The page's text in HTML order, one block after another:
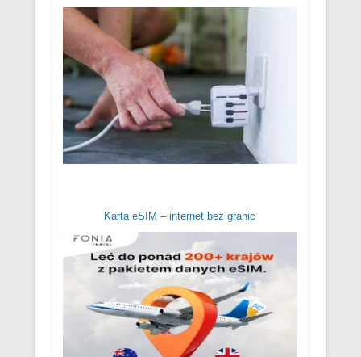
Karta eSIM – internet bez granic